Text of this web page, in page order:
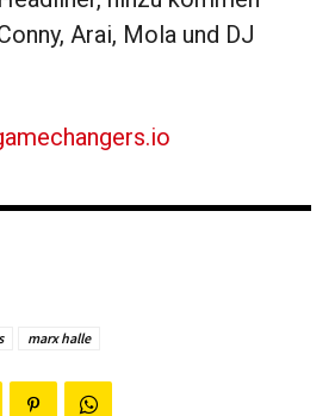
Arai, Mola und DJ
marx halle